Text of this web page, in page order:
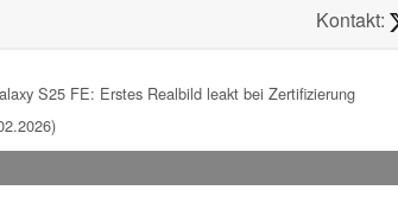
Kontakt:
S25 FE: Erstes Realbild leakt bei Zertifizierung